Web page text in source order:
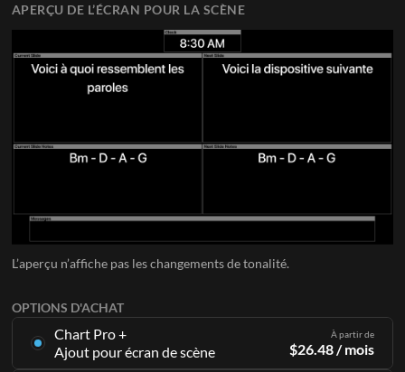
OPTIONS D'ACHAT
Chart Pro +
Ajout pour écran de scène
À partir de
$26.48/ mois
APERÇU DE L’ÉCRAN POUR LA SCÈNE
L’aperçu n’affiche pas les changements de tonalité.